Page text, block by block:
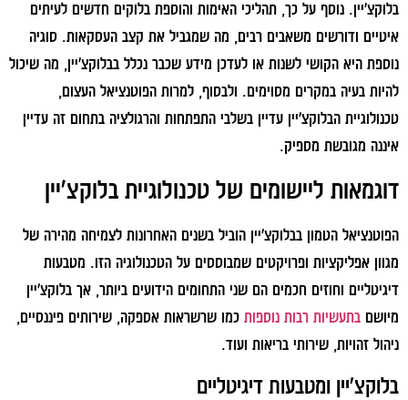
בלוקצ'יין. נוסף על כך, תהליכי האימות והוספת בלוקים חדשים לעיתים
איטיים ודורשים משאבים רבים, מה שמגביל את קצב העסקאות. סוגיה
נוספת היא הקושי לשנות או לעדכן מידע שכבר נכלל בבלוקצ'יין, מה שיכול
להיות בעיה במקרים מסוימים. ולבסוף, למרות הפוטנציאל העצום,
טכנולוגיית הבלוקצ'יין עדיין בשלבי התפתחות והרגולציה בתחום זה עדיין
איננה מגובשת מספיק.
דוגמאות ליישומים של טכנולוגיית בלוקצ'יין
הפוטנציאל הטמון בבלוקצ'יין הוביל בשנים האחרונות לצמיחה מהירה של
מגוון אפליקציות ופרויקטים שמבוססים על הטכנולוגיה הזו. מטבעות
דיגיטליים וחוזים חכמים הם שני התחומים הידועים ביותר, אך בלוקצ'יין
מיושם בתעשיות רבות נוספות כמו שרשראות אספקה, שירותים פיננסיים,
ניהול זהויות, שירותי בריאות ועוד.
בלוקצ'יין ומטבעות דיגיטליים